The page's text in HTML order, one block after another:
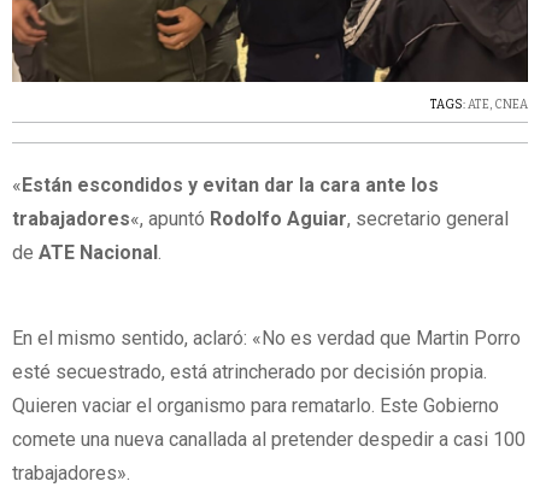
TAGS:ATE, CNEA
« Están escondidos y evitan dar la cara ante los
trabajadores«, apuntó Rodolfo Aguiar, secretario general
de ATE Nacional .
En el mismo sentido, aclaró: «No es verdad que Martin Porro
esté secuestrado, está atrincherado por decisión propia.
Quieren vaciar el organismo para rematarlo. Este Gobierno
comete una nueva canallada al pretender despedir a casi 100
trabajadores».